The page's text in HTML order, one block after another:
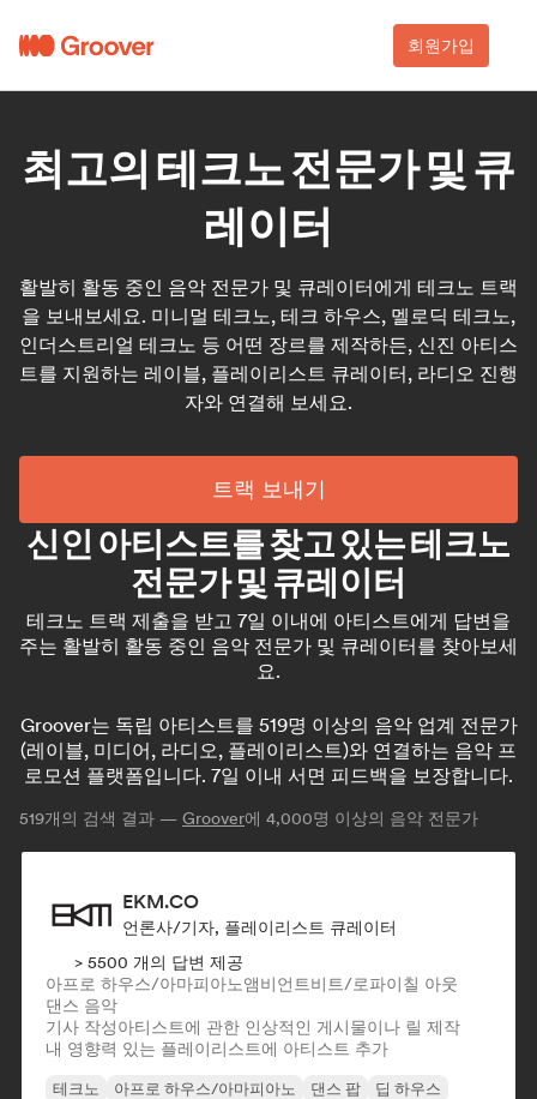
회원가입
최고의 테크노 전문가 및 큐
레이터
활발히 활동 중인 음악 전문가 및 큐레이터에게 테크노 트랙
을 보내보세요. 미니멀 테크노, 테크 하우스, 멜로딕 테크노,
인더스트리얼 테크노 등 어떤 장르를 제작하든, 신진 아티스
트를 지원하는 레이블, 플레이리스트 큐레이터, 라디오 진행
자와 연결해 보세요.
트랙 보내기
신인 아티스트를 찾고 있는 테크노
전문가 및 큐레이터
테크노 트랙 제출을 받고 7일 이내에 아티스트에게 답변을
주는 활발히 활동 중인 음악 전문가 및 큐레이터를 찾아보세
요.
Groover는 독립 아티스트를 519명 이상의 음악 업계 전문가
(레이블, 미디어, 라디오, 플레이리스트)와 연결하는 음악 프
로모션 플랫폼입니다. 7일 이내 서면 피드백을 보장합니다.
519개의 검색 결과 — Groover에 4,000명 이상의 음악 전문가
EKM.CO
언론사/기자, 플레이리스트 큐레이터
> 5500 개의 답변 제공
아프로 하우스/아마피아노앰비언트비트/로파이칠 아웃
댄스 음악
기사 작성아티스트에 관한 인상적인 게시물이나 릴 제작
내 영향력 있는 플레이리스트에 아티스트 추가
테크노 아프로 하우스/아마피아노 댄스 팝
딥 하우스